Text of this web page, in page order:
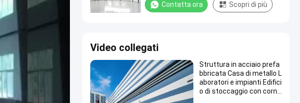
Contatta ora Scopri di più
Video collegati
Struttura in acciaio prefa
bbricata Casa di metallo L
aboratori e impianti Edifici
o di stoccaggio con corni